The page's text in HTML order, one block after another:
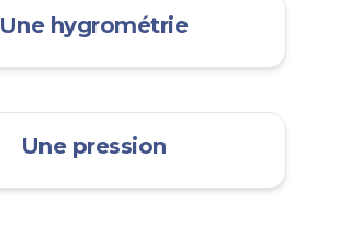
Une hygrométrie
Une pression